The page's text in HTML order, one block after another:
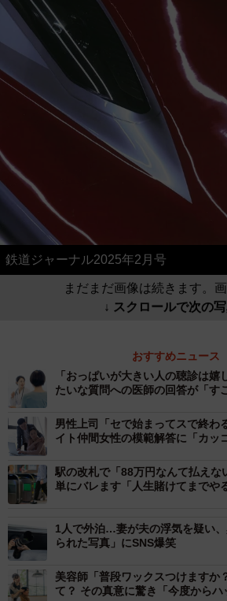
鉄道ジャーナル2025年2月号
まだまだ画像は続きます。画
↓ スクロールで次の写
おすすめニュース
「おっぱいが大きい人の聴診は
たいな質問への医師の回答が「す
男性上司「セで始まってスで終
イト仲間女性の模範解答に「カッ
駅の改札で「88万円なんて払え
単にバレます「人生賭けてまでや
1人で外泊…妻が夫の浮気を疑い
られた写真」にSNS爆笑
美容師「普段ワックスつけます
て？ その真意に驚き「今度からハ